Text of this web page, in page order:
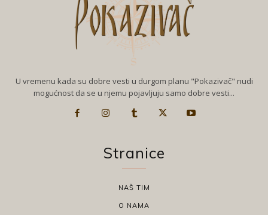
U vremenu kada su dobre vesti u durgom planu "Pokazivač" nudi
mogućnost da se u njemu pojavljuju samo dobre vesti...
Stranice
NAŠ TIM
O NAMA